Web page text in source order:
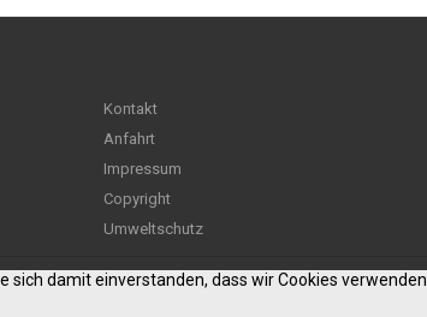
Kontakt
Anfahrt
Impressum
Copyright
Umweltschutz
damit einverstanden, dass wir Cookies verwenden.